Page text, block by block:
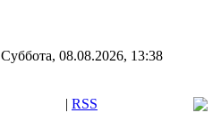
Суббота, 08.08.2026, 13:38
| RSS